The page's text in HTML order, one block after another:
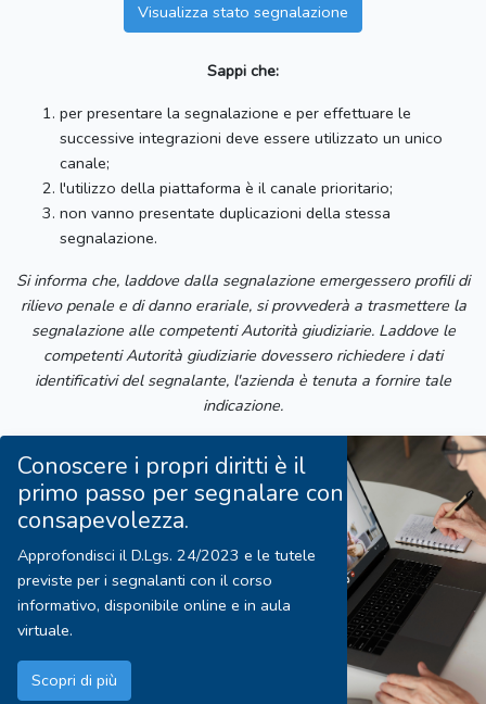
Visualizza stato segnalazione
Sappi che:
per presentare la segnalazione e per effettuare le
successive integrazioni deve essere utilizzato un unico
canale;
l'utilizzo della piattaforma è il canale prioritario;
non vanno presentate duplicazioni della stessa
segnalazione.
Si informa che, laddove dalla segnalazione emergessero profili di
rilievo penale e di danno erariale, si provvederà a trasmettere la
segnalazione alle competenti Autorità giudiziarie. Laddove le
competenti Autorità giudiziarie dovessero richiedere i dati
identificativi del segnalante, l'azienda è tenuta a fornire tale
indicazione.
Conoscere i propri diritti è il
primo passo per segnalare con
consapevolezza.
Approfondisci il D.Lgs. 24/2023 e le tutele
previste per i segnalanti con il corso
informativo, disponibile online e in aula
virtuale.
Scopri di più